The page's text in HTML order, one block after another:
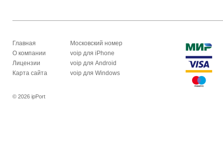
Главная
О компании
Лицензии
Карта сайта
Московский номер
voip для iPhone
voip для Android
voip для Windows
© 2026 ipPort